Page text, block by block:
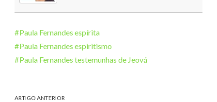
Paula Fernandes espírita
Paula Fernandes espiritismo
Paula Fernandes testemunhas de Jeová
ARTIGO ANTERIOR